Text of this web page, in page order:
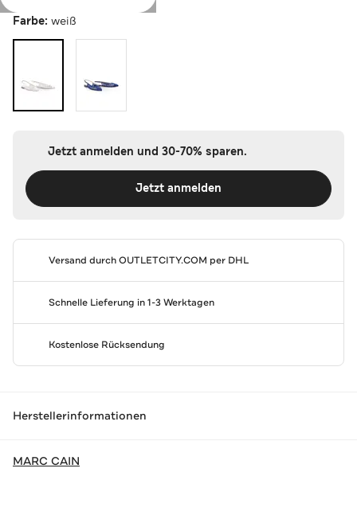
Farbe: weiß
Jetzt anmelden und 30-70% sparen.
Jetzt anmelden
Versand durchOUTLETCITY.COM per DHL
Schnelle Lieferung in 1-3 Werktagen
Kostenlose Rücksendung
Herstellerinformationen
MARC CAIN